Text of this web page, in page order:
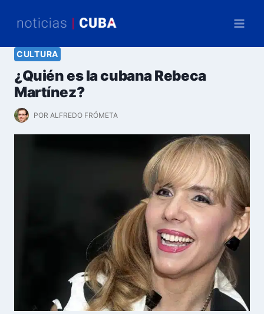
CULTURA
¿Quién es la cubana Rebeca
Martínez?
POR ALFREDO FRÓMETA